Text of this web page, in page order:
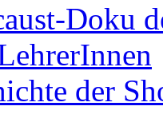
Doku
der